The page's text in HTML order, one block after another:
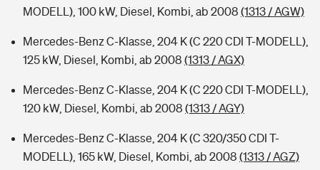
MODELL), 100 kW, Diesel, Kombi, ab 2008 (1313 / AGW)
Mercedes-Benz C-Klasse, 204 K (C 220 CDI T-MODELL),
125 kW, Diesel, Kombi, ab 2008 (1313 / AGX)
Mercedes-Benz C-Klasse, 204 K (C 220 CDI T-MODELL),
120 kW, Diesel, Kombi, ab 2008 (1313 / AGY)
Mercedes-Benz C-Klasse, 204 K (C 320/350 CDI T-
MODELL), 165 kW, Diesel, Kombi, ab 2008 (1313 / AGZ)